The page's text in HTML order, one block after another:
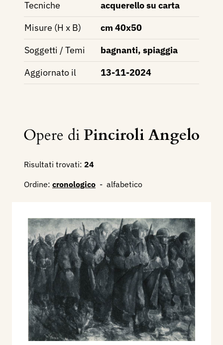
Tecniche
acquerello su carta
Misure (H x B)
cm 40x50
Soggetti / Temi
bagnanti, spiaggia
Aggiornato il
13-11-2024
Opere diPinciroli Angelo
Risultati trovati: 24
Ordine: cronologico - alfabetico